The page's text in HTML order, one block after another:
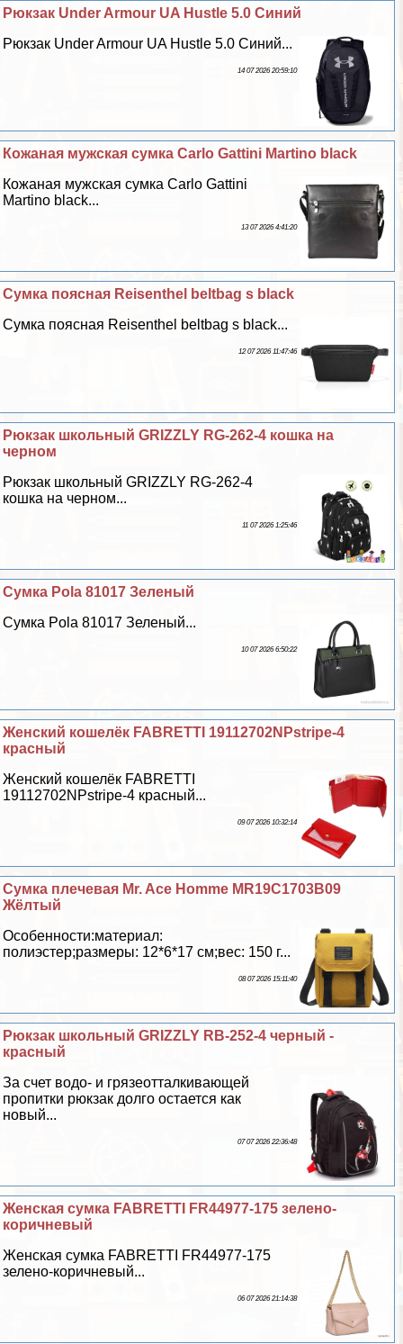
Рюкзак Under Armour UA Hustle 5.0 Синий
Рюкзак Under Armour UA Hustle 5.0 Синий...
14 07 2026 20:59:10
Кожаная мужская сумка Carlo Gattini Martino black
Кожаная мужская сумка Carlo Gattini
Martino black...
13 07 2026 4:41:20
Сумка поясная Reisenthel beltbag s black
Сумка поясная Reisenthel beltbag s black...
12 07 2026 11:47:46
Рюкзак школьный GRIZZLY RG-262-4 кошка на
черном
Рюкзак школьный GRIZZLY RG-262-4
кошка на черном...
11 07 2026 1:25:46
Сумка Pola 81017 Зеленый
Сумка Pola 81017 Зеленый...
10 07 2026 6:50:22
Женский кошелёк FABRETTI 19112702NPstripe-4
красный
Женский кошелёк FABRETTI
19112702NPstripe-4 красный...
09 07 2026 10:32:14
Сумка плечевая Mr. Ace Homme MR19C1703B09
Жёлтый
Особенности:материал:
полиэстер;размеры: 12*6*17 см;вес: 150 г...
08 07 2026 15:11:40
Рюкзак школьный GRIZZLY RB-252-4 черный -
красный
За счет водо- и грязеотталкивающей
пропитки рюкзак долго остается как
новый...
07 07 2026 22:36:48
Женская сумка FABRETTI FR44977-175 зелено-
коричневый
Женская сумка FABRETTI FR44977-175
зелено-коричневый...
06 07 2026 21:14:38